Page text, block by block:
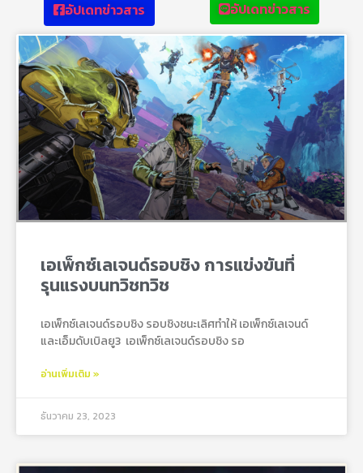
อัปเดทข่าวสาร อัปเดทข่าวสาร
เอเพ็กซ์เลเจนด์รอบชิง การแข่งขันที่
รุนแรงบนทวิชทวิช
เอเพ็กซ์เลเจนด์รอบชิง รอบชิงชนะเลิศทำให้ เอเพ็กซ์เลเจนด์
และเอ็มดับเบิลยู3 เอเพ็กซ์เลเจนด์รอบชิง รอ
อ่านเพิ่มเติม »
ธันวาคม 23, 2023